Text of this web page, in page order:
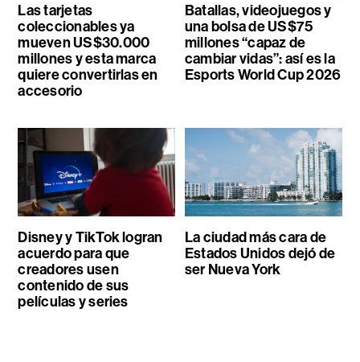
Las tarjetas
coleccionables ya
mueven US$30.000
millones y esta marca
quiere convertirlas en
accesorio
Batallas, videojuegos y
una bolsa de US$75
millones “capaz de
cambiar vidas”: así es la
Esports World Cup 2026
Disney y TikTok logran
acuerdo para que
creadores usen
contenido de sus
películas y series
La ciudad más cara de
Estados Unidos dejó de
ser Nueva York